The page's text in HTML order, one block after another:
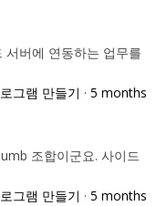
버에 연동하는 업무를
그램 만들기 · 5 months
조합이군요. 사이드
그램 만들기 · 5 months